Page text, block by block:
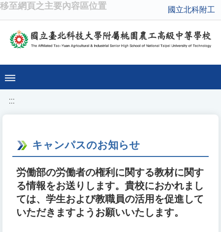
移至網頁之主要內容區位置 國立北科附工
:::
キャンパスのお知らせ
労働部の労働者の権利に関する教材に関す
る情報をお送りします。貴校におかれまし
ては、学生および教職員の活用を促進して
いただきますようお願いいたします。